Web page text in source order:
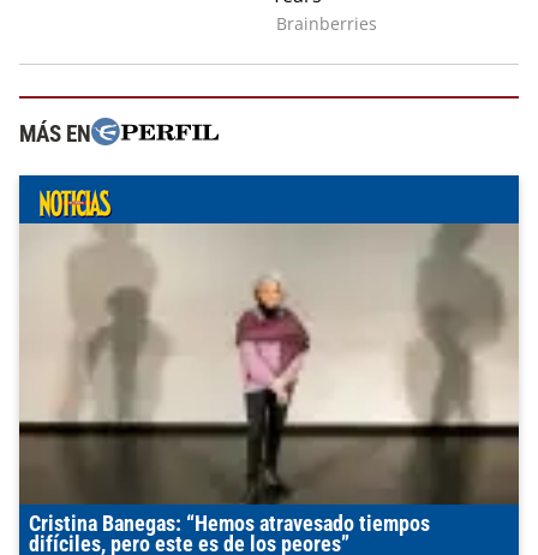
MÁS EN
Cristina Banegas: “Hemos atravesado tiempos
difíciles, pero este es de los peores”